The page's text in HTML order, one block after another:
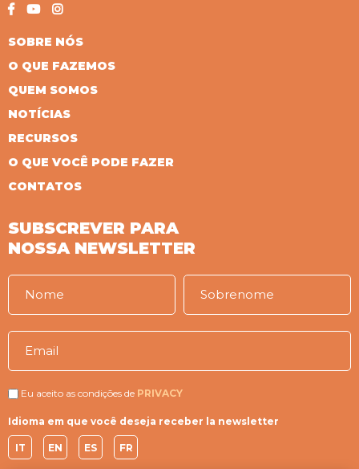
SOBRE NÓS
O QUE FAZEMOS
QUEM SOMOS
NOTÍCIAS
RECURSOS
O QUE VOCÊ PODE FAZER
CONTATOS
SUBSCREVER PARA
NOSSA NEWSLETTER
Eu aceito as condições de PRIVACY
Idioma em que você deseja receber la newsletter
IT EN ES FR